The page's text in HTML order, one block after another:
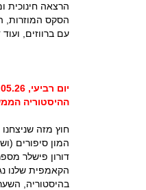
הרצאה חינוכית
הסקס המוזרות,
עם ברווזים,
יום רביעי, 06.05.26
ההיסטוריה
חוץ מזה שניצחנו
המון סיפורים
דורון פישלר
הקאמפית שלנו
בהיסטוריה,